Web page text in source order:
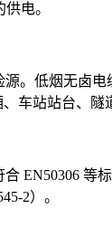
电。
。低烟无卤
车站站台、
EN50306
2）。